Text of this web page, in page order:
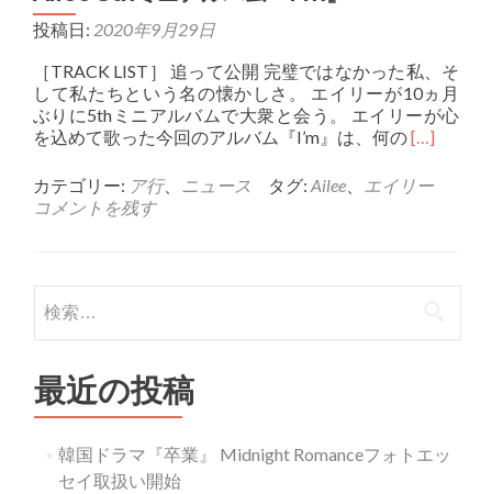
ル
バ
先
行
公
開
ル
バ
投稿日: 2020年9月29日
［TRACK LIST］ 追って公開 完璧ではなかった私、そ
して私たちという名の懐かしさ。 エイリーが10ヵ月
ぶりに5thミニアルバムで大衆と会う。 エイリーが心
を込めて歌った今回のアルバム『I’m』は、何のRead
about
ア
[…]
カテゴリー: ア行、 ニュース タグ: Ailee
エイリー
コメントを残す
索:
最近の投稿
韓国ドラマ『卒業』 Midnight Romanceフォトエッ
セイ取扱い開始